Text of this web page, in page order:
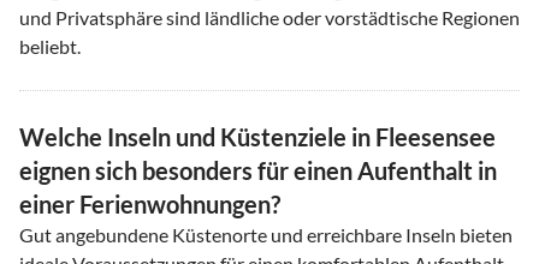
und Privatsphäre sind ländliche oder vorstädtische Regionen
beliebt.
Welche Inseln und Küstenziele in Fleesensee
eignen sich besonders für einen Aufenthalt in
einer Ferienwohnungen?
Gut angebundene Küstenorte und erreichbare Inseln bieten